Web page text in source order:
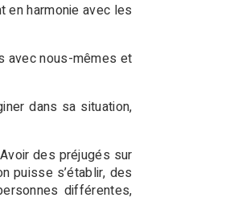
en harmonie avec les
avec nous-mêmes et
dans sa situation,
des préjugés sur
puisse s’établir, des
différentes,